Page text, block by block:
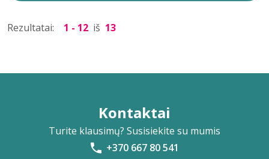
Rezultatai: 1 - 12 iš 13
Kontaktai
Turite klausimų? Susisiekite su mumis
+370 667 80 541